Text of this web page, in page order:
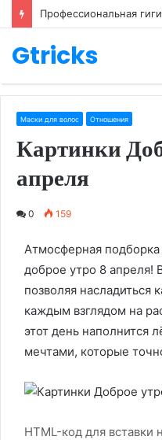
Gtricks
Маски для волос Отношения
Картинки
апреля
0 159
Атмосферная
доброе утро 8 апреля!
позволяя
каждым взглядом на
этот день наполнится
мечтами, которые
HTML-код для вставки